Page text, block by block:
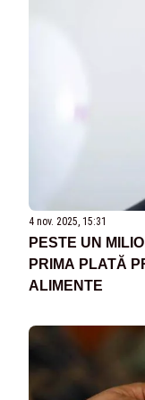
4 nov. 2025, 15:31
PESTE UN
PRIMA PLATĂ
ALIMENTE